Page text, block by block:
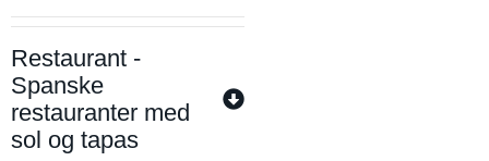
Restaurant -
Spanske
restauranter med
sol og tapas